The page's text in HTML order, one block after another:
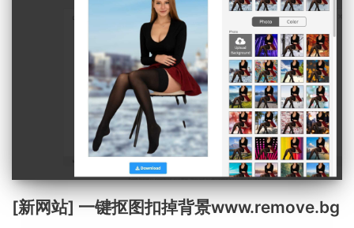
[新网站] 一键抠图扣掉背景www.remove.bg